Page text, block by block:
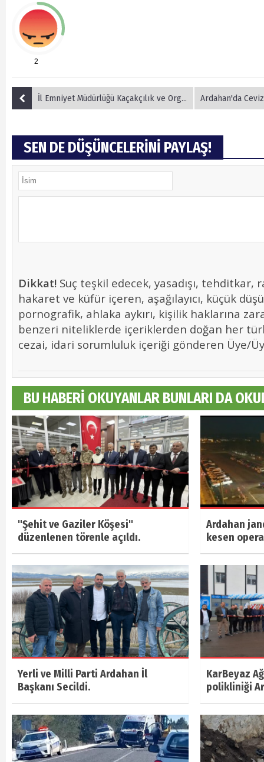
2
İl Emniyet Müdürlüğü Kaçakçılık ve Organize Suçlarla Mücadele Şubes yakaladı Ardahan'da Ceviz
SEN DE DÜŞÜNCELERİNİ PAYLAŞ!
Dikkat! Suç teşkil edecek, yasadışı, tehditkar,
hakaret ve küfür içeren, aşağılayıcı, küçük
pornografik, ahlaka aykırı, kişilik haklarına
benzeri niteliklerde içeriklerden doğan her
cezai, idari sorumluluk içeriği gönderen Üye/
BU HABERİ OKUYANLAR BUNLARI DA
"Şehit ve Gaziler Köşesi"
düzenlenen törenle açıldı.
Ardahan
kesen
Yerli ve Milli Parti Ardahan İl
Başkanı Secildi.
KarBeyaz
polikliniği